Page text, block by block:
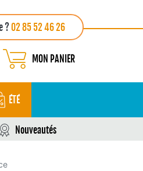
?02 85 52 46 26
MON PANIER
ÉTÉ
Nouveautés